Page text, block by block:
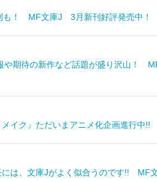
も！ MF文庫J 3月新刊好評発売中！
や期待の新作など話題が盛り沢山！
イク』ただいまアニメ化企画進行中!!
は、文庫Jがよく似合うのです!! MF